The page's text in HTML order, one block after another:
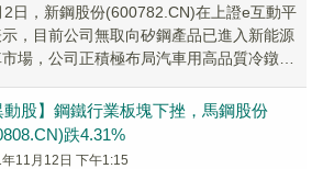
2日，新鋼股份(600782.CN)在上證e互動平
，目前公司無取向矽鋼產品已進入新能源
場，公司正積極布局汽車用高品質冷鐓鋼
動股】鋼鐵行業板塊下挫，馬鋼股份
跌4.31%
11月12日 下午1:15